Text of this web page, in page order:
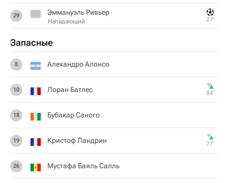
29 Эммануэль Ривьер
Нападающий 27‎’‎
Запасные
8 Алехандро Алонсо
10 Лоран Батлес 84‎’‎
18 Бубакар Саного
19 Кристоф Ландрин 77‎’‎
26 Мустафа Баяль Салль